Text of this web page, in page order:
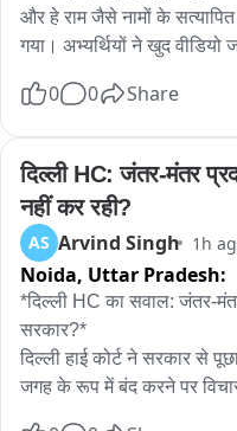
और हे राम जैसे नामों के
गया। अभ्यर्थियों ने खुद
HeyRam, SpaceRani समेत
0 0 Share
दिल्ली HC: जंतर-मंतर
नहीं कर रही?
AS Arvind Singh 1h
Noida, Uttar Pradesh:
*दिल्ली HC का सवाल: जंतर-
सरकार?*
दिल्ली हाई कोर्ट ने सरकार से
जगह के रूप में बंद करने पर विचार